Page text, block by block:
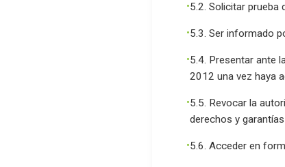
5.2. Solicitar prueba
5.3. Ser informado
5.4. Presentar ante
2012 una vez haya
5.5. Revocar la
derechos y
5.6. Acceder en